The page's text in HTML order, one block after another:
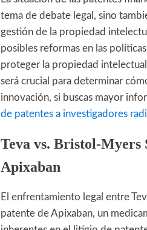
tema de debate legal, sino
gestión de la propiedad
posibles reformas en las
proteger la propiedad
será crucial para determinar
innovación, si buscas mayor
de patentes a investigadores
Teva vs. Bristol-Myers
Apixaban
El enfrentamiento legal entre
patente de Apixaban, un